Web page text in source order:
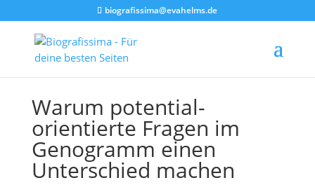
biografissima@evahelms.de
Warum potential-
orientierte Fragen im
Genogramm einen
Unterschied machen